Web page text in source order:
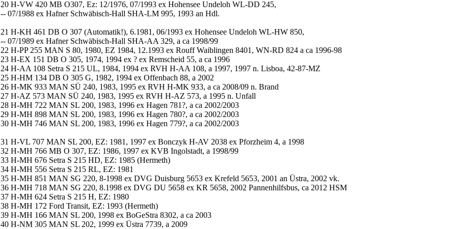
20 H-VW 420 MB O307, Ez: 12/1976, 07/1993 ex Hohensee Undeloh WL-DD 245,
-- 07/1988 ex Hafner Schwäbisch-Hall SHA-LM 995, 1993 an Hdl.
21 H-KH 461 DB O 307 (Automatik!), 6.1981, 06/1993 ex Hohensee Undeloh WL-HW 850,
-- 07/1989 ex Hafner Schwäbisch-Hall SHA-AA 329, a ca 1998/99
22 H-PP 255 MAN S 80, 1980, EZ 1984, 12.1993 ex Rouff Waiblingen 8401, WN-RD 824 a ca 1996-98
23 H-EX 151 DB O 305, 1974, 1994 ex ? ex Remscheid 55, a ca 1996
24 H-AA 108 Setra S 215 UL, 1984, 1994 ex RVH H-AA 108, a 1997, 1997 n. Lisboa, 42-87-MZ
25 H-HM 134 DB O 305 G, 1982, 1994 ex Offenbach 88, a 2002
26 H-MK 933 MAN SÜ 240, 1983, 1995 ex RVH H-MK 933, a ca 2008/09 n. Brand
27 H-AZ 573 MAN SÜ 240, 1983, 1995 ex RVH H-AZ 573, a 1995 n. Unfall
28 H-MH 722 MAN SL 200, 1983, 1996 ex Hagen 781?, a ca 2002/2003
29 H-MH 898 MAN SL 200, 1983, 1996 ex Hagen 780?, a ca 2002/2003
30 H-MH 746 MAN SL 200, 1983, 1996 ex Hagen 779?, a ca 2002/2003
31 H-VL 707 MAN SL 200, EZ: 1981, 1997 ex Bonczyk H-AV 2038 ex Pforzheim 4, a 1998
32 H-MH 766 MB O 307, EZ: 1986, 1997 ex KVB Ingolstadt, a 1998/99
33 H-MH 676 Setra S 215 HD, EZ: 1985 (Hermeth)
34 H-MH 556 Setra S 215 RL, EZ: 1981
35 H-MH 851 MAN SG 220, 8-1998 ex DVG Duisburg 5653 ex Krefeld 5653, 2001 an Üstra, 2002 vk.
36 H-MH 718 MAN SG 220, 8.1998 ex DVG DU 5658 ex KR 5658, 2002 Pannenhilfsbus, ca 2012 HSM
37 H-MH 624 Setra S 215 H, EZ: 1980
38 H-MH 172 Ford Transit, EZ: 1993 (Hermeth)
39 H-MH 166 MAN SL 200, 1998 ex BoGeStra 8302, a ca 2003
40 H-NM 305 MAN SL 202, 1999 ex Üstra 7739, a 2009